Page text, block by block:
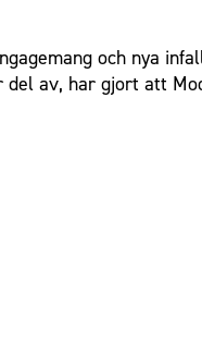
och nya
av, har gjort att